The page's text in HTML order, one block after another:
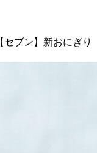
セブン】新おにぎり